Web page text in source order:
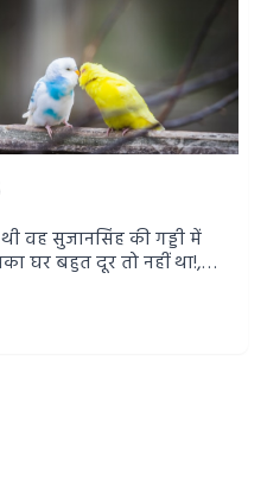
वह सुजानसिंह की गड्डी में
घर बहुत दूर तो नहीं था!,